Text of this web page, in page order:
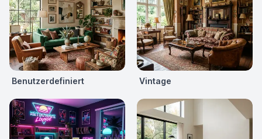
Benutzerdefiniert Vintage